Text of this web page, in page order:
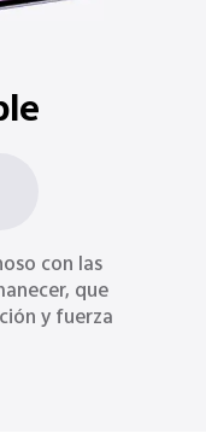
por la
sensación
y